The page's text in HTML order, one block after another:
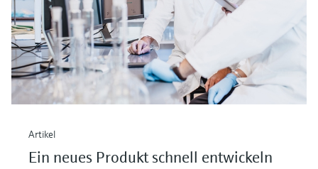
Artikel
Ein neues Produkt schnell entwickeln